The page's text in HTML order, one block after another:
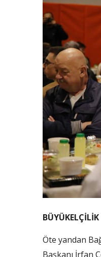
Öte yandan
Başkanı İrfan